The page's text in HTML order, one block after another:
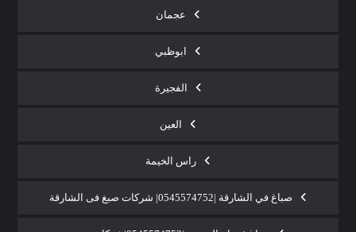
عجمان
ابوظبي
الفجيرة
العين
راس الخيمة
صباغ في الشارقة |0545574752| شركات صبغ فى الشارقة